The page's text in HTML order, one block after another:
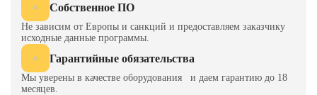
Собственное ПО
Не зависим от Европы и санкций и предоставляем заказчику
исходные данные программы.
Гарантийные обязательства
Мы уверены в качестве оборудования и даем гарантию до 18
месяцев.